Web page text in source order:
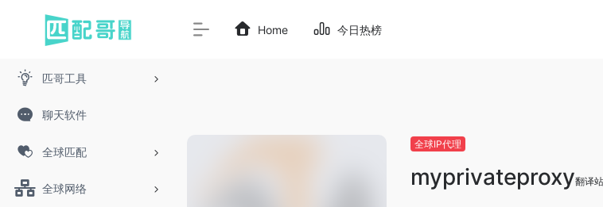
匹哥工具
聊天软件
全球匹配
全球网络
Home 今日热榜
全球IP代理
myprivateproxy翻译